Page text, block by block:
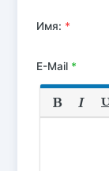
Имя: *
E-Mail *